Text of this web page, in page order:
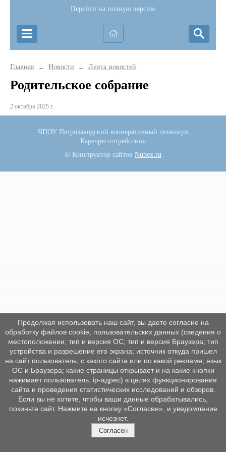
Перейти на полную версию
Главная → Новости → Лента новостей
Родительское собрание
2 октября 2025 г.
ЧПОУ Петрозаводский кооперативный техникум
Карелреспотребсоюза
© Конструктор сайтов Nubex.ru
Продолжая использовать наш сайт, вы даете согласие на
обработку файлов cookie, пользовательских данных (сведения о
местоположении; тип и версия ОС; тип и версия Браузера; тип
устройства и разрешение его экрана; источник откуда пришел
на сайт пользователь; с какого сайта или по какой рекламе; язык
ОС и Браузера; какие страницы открывает и на какие кнопки
нажимает пользователь; ip-адрес) в целях функционирования
сайта и проведения статистических исследований и обзоров.
Если вы не хотите, чтобы ваши данные обрабатывались,
покиньте сайт. Нажмите на кнопку «Согласен», и уведомление
исчезнет.
Согласен